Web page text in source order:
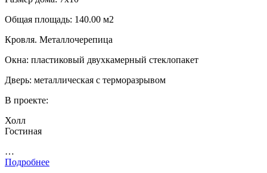
Общая площадь: 140.00 м2
Кровля. Металлочерепица
Окна: пластиковый двухкамерный стеклопакет
Дверь: металлическая с терморазрывом
В проекте:
Холл
Гостиная
…
Подробнее